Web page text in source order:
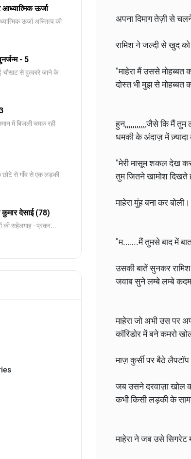
ऊर्जा
ऊर्जा अस्तित्व की
- 5
चौखट से दुत्कारे जाने के
में बिजली चमक रही
छोटे से गाँव से एक लड़की
देसाई (78)
- प्रकर...
अपना दिमाग तेज़ी से
रामिश ने जल्दी से खुद
"माहेरा मैं उससे मोहब्बत
दोस्त भी मुझ से
हुन,,,,,,,,,,,जैसे कि मैं तुम
धमकी के अंदाज़ में ज़्यादा
"मेरी मासूम शकल देख
तुम जितने खामोश दिखते
माहेरा मुंह बना कर बोली।
"म.…...मैं तुमसे बाद में
उसकी बातें सुनकर
जवाब सुने लम्बे लम्बे
माहेरा जो अभी उस पर
कॉरिडोर में बने कमरो
माज़ कुर्सी पर बैठे
जब उसने दरवाज़ा खोल
कभी किसी लड़की के
माहेरा ने जब उसे